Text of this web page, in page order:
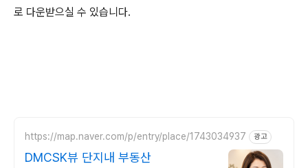
로 다운받으실 수 있습니다.
https://map.naver.com/p/entry/place/1743034937 광고
DMCSK뷰 단지내 부동산